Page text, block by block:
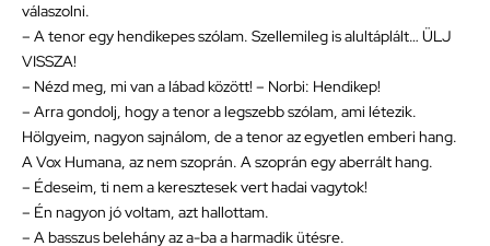
válaszolni.
– A tenor egy hendikepes szólam. Szellemileg is alultáplált… ÜLJ
VISSZA!
– Nézd meg, mi van a lábad között! – Norbi: Hendikep!
– Arra gondolj, hogy a tenor a legszebb szólam, ami létezik.
Hölgyeim, nagyon sajnálom, de a tenor az egyetlen emberi hang.
A Vox Humana, az nem szoprán. A szoprán egy aberrált hang.
– Édeseim, ti nem a keresztesek vert hadai vagytok!
– Én nagyon jó voltam, azt hallottam.
– A basszus belehány az a-ba a harmadik ütésre.